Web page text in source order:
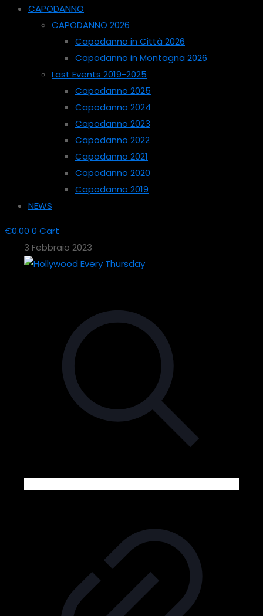
CAPODANNO
CAPODANNO 2026
Capodanno in Città 2026
Capodanno in Montagna 2026
Last Events 2019-2025
Capodanno 2025
Capodanno 2024
Capodanno 2023
Capodanno 2022
Capodanno 2021
Capodanno 2020
Capodanno 2019
NEWS
€0.00 0 Cart
3 Febbraio 2023